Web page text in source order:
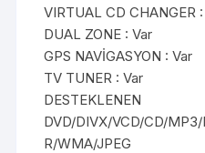
VIRTUAL CD CHANGER
DUAL ZONE : Var
GPS NAVİGASYON : Var
TV TUNER : Var
DVD/DIVX/VCD/CD/
R/WMA/JPEG